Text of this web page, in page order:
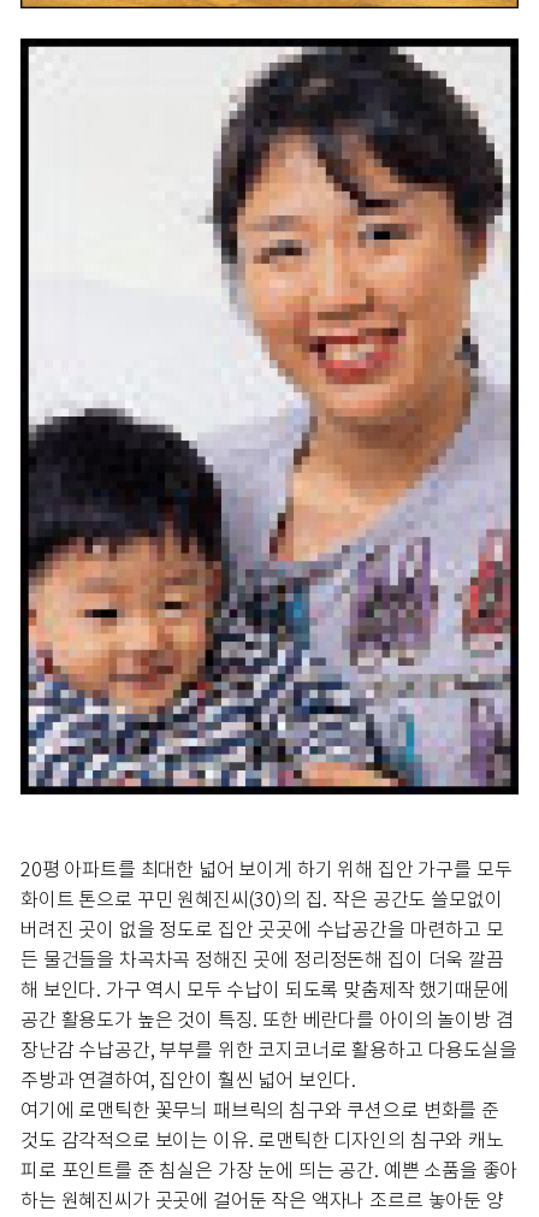
20평 아파트를 최대한 넓어 보이게 하기 위해 집안 가구를 모두
화이트 톤으로 꾸민 원혜진씨(30)의 집. 작은 공간도 쓸모없이
버려진 곳이 없을 정도로 집안 곳곳에 수납공간을 마련하고 모
든 물건들을 차곡차곡 정해진 곳에 정리정돈해 집이 더욱 깔끔
해 보인다. 가구 역시 모두 수납이 되도록 맞춤제작 했기때문에
공간 활용도가 높은 것이 특징. 또한 베란다를 아이의 놀이방 겸
장난감 수납공간, 부부를 위한 코지코너로 활용하고 다용도실을
주방과 연결하여, 집안이 훨씬 넓어 보인다.
여기에 로맨틱한 꽃무늬 패브릭의 침구와 쿠션으로 변화를 준
것도 감각적으로 보이는 이유. 로맨틱한 디자인의 침구와 캐노
피로 포인트를 준 침실은 가장 눈에 띄는 공간. 예쁜 소품을 좋아
하는 원혜진씨가 곳곳에 걸어둔 작은 액자나 조르르 놓아둔 양